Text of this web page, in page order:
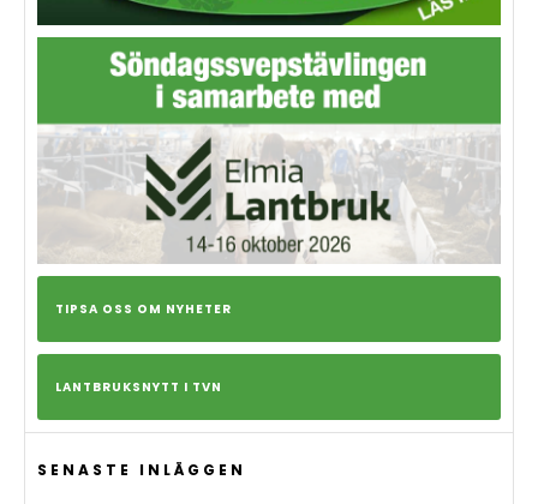
TIPSA OSS OM NYHETER
LANTBRUKSNYTT I TVN
SENASTE INLÄGGEN